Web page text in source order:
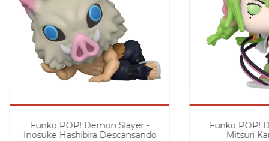
Funko POP! Demon Slayer -
Inosuke Hashibira Descansando
Funko POP!
Mitsuri